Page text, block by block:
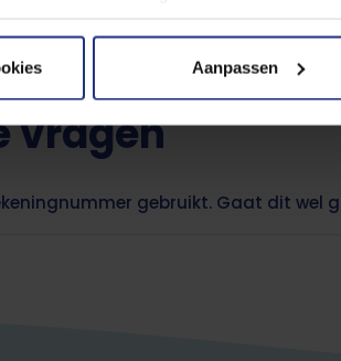
moment wijzigen of intrekken via de
Aanpassen
bedrag wordt automatisch teruggestort
alsnog overmaken naar het juiste
vragen
gebruikt. Gaat dit wel